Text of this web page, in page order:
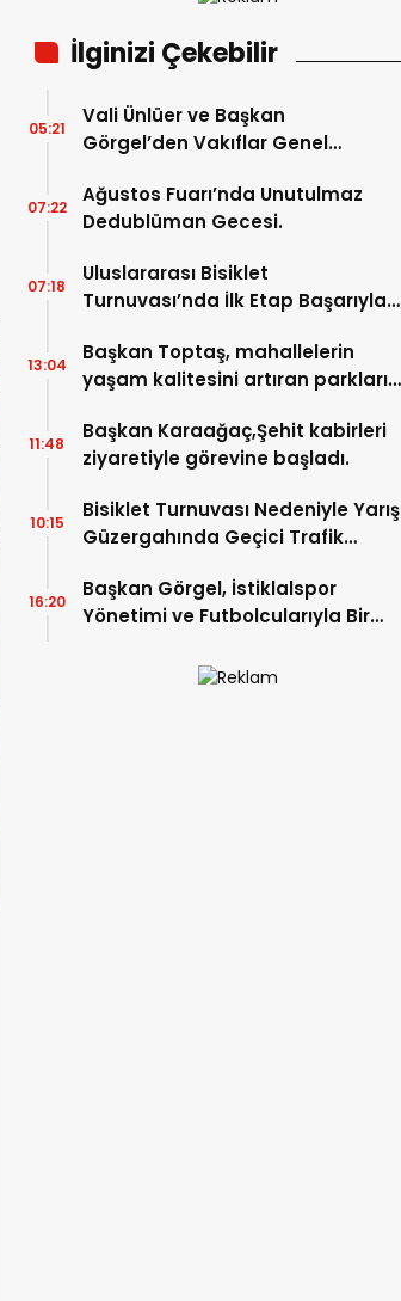
İlginizi Çekebilir
Vali Ünlüer ve Başkan
Görgel’den Vakıflar Genel
05:21
Ağustos Fuarı’nda Unutulmaz
Dedublüman Gecesi.
07:22
Uluslararası Bisiklet
Turnuvası’nda İlk Etap Başarıyla
07:18
Başkan Toptaş, mahallelerin
yaşam kalitesini artıran parkları
13:04
Başkan Karaağaç,Şehit kabirleri
ziyaretiyle görevine başladı.
11:48
Bisiklet Turnuvası Nedeniyle Yarış
Güzergahında Geçici Trafik
10:15
Başkan Görgel, İstiklalspor
Yönetimi ve Futbolcularıyla Bir
16:20